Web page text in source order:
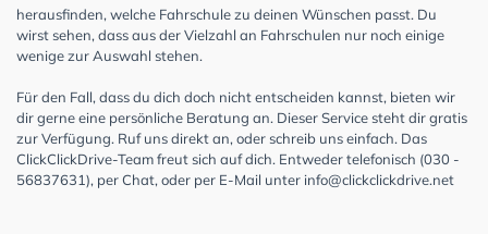
herausfinden, welche Fahrschule zu deinen Wünschen passt. Du
wirst sehen, dass aus der Vielzahl an Fahrschulen nur noch einige
wenige zur Auswahl stehen.
Für den Fall, dass du dich doch nicht entscheiden kannst, bieten wir
dir gerne eine persönliche Beratung an. Dieser Service steht dir gratis
zur Verfügung. Ruf uns direkt an, oder schreib uns einfach. Das
ClickClickDrive-Team freut sich auf dich. Entweder telefonisch (030 -
56837631), per Chat, oder per E-Mail unter info@clickclickdrive.net